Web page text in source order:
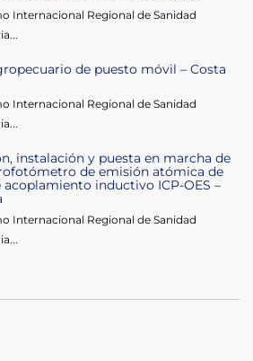
Internacional Regional de Sanidad
de puesto móvil – Costa
Internacional Regional de Sanidad
instalación y puesta en marcha de
de emisión atómica de
acoplamiento inductivo ICP-OES –
Internacional Regional de Sanidad